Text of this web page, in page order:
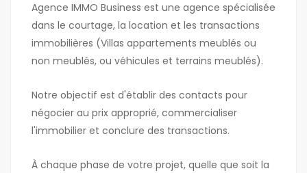
Agence IMMO Business est une agence spécialisée
dans le courtage, la location et les transactions
immobilières (Villas appartements meublés ou
non meublés, ou véhicules et terrains meublés).
Notre objectif est d'établir des contacts pour
négocier au prix approprié, commercialiser
l'immobilier et conclure des transactions.
À chaque phase de votre projet, quelle que soit la